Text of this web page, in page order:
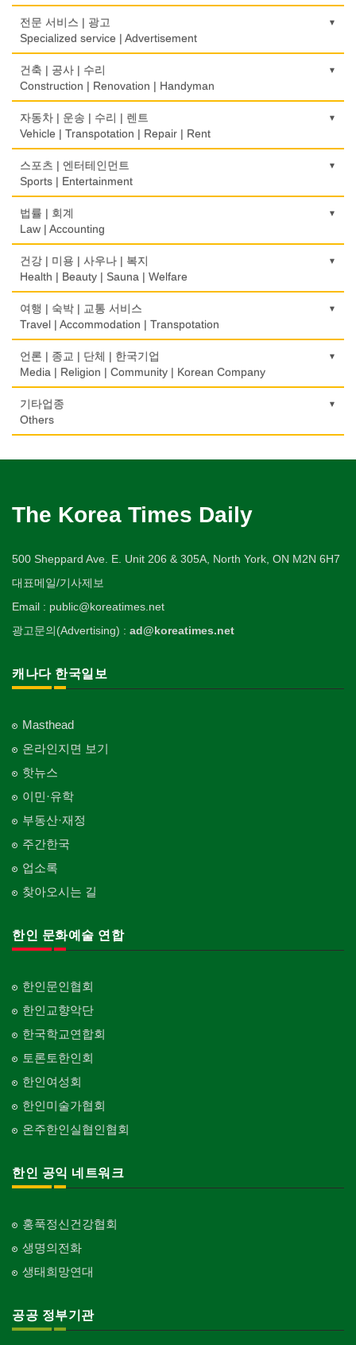
식당장비
Food Equipment
식품점
Korean Food
Food Manufacturing
와인제조
Wine Maker
정육점
제과점
Bakery
식품도매
Food Distributors
Psychologist/Psychiatrist
안경점
Optical Stores
의료기구
Medical Instruments
Denturist
한의원/한약
약국
의사-내과
Internal Medicine
의사-물리치료/카이로 프랙터
Physiotherapy/Chiropractic Clinic
의사-비뇨기과
의사-산부인과
Obstetrician
Veterinarian
Ophthalmologist
의사-외과
Surgeon
의사-치과
의사-가정의
의사-기타
의사-정신과
Children's Ware
Wedding
인터넷 쇼핑
Internet Shopping
결혼상담
Marriage Consulting
Florist
모피점
백화점/선물센터
보석/귀금속/시계
Jeweler/Jeweller
비디오-사진/촬영/편집/공급
Video Service
사진촬영
애완동물용품
양복점
Tailor
Fashion/Boutique
Blanket
웨딩서비스
자수
사무기기
Office Equipment
사무용품/문방구
Stationery/Office Equipment
Book Store
운전학원
Driving School
한글학교
Korean Language School
Boarding House
학교/학원
School/Academy
개인지도-체육
개인지도-음악
Private Lesson-Music
개인지도-옷수선
Private Lesson-Alteration
개인지도-어학/수학
개인지도-서예
Private Lesson-Calligraphy
Private Lesson-Art/Photograph
Private Lesson-Ballet/Dance
개인지도-꽃꽂이
개인지도-기타
도매
Wholesale
모기지
Mortgage
International Trade
Insurance/Investment/Finance
부동산 관리
Property Management
채무조정
Bankruptcy
Real Estate
은행/금융기관
Bank/Financing Service
전문 서비스 | 광고
Specialized service | Advertisement
광고/그래픽 디자인
Advertising/Graphic Design
광고 에이전트
Advertising Agency
경보/도난방지
Alarm/Security System
Cemetery/Monument
빨래방/세탁
Coin Laundry/Dry cleaning
상패/트로피
Medal/Trophy
Dry cleaning Equipment
악기사
열쇠
보석감정사
인쇄
장의사
직업소개 에이전트
Cleaning
카펫 청소
Carpet Cleaning
판촉물
gifts for events
프랜차이즈
Franchise
Piano Tuning/Sale
현금인출기
ATM
Art Gallery/Framing
행사/이벤트
Event
인벤토리
인터넷/소프트웨어 개발
건축 | 공사 | 수리
Construction | Renovation | Handyman
건축시공/개조
Construction/Home Renovation
건축설계사
Architect
Architecture
Home Inspection
간판
Signs
가구판매/수리
Furniture Sales/Repair
Machinery Rebuilding
난방/냉동
스테이징 홈
전기공사/수리
Electric Work
정원공사/조경
Roofing
Curtain/Carpet
Wall Paper/Paint
가라지/그라지/차고
Garage Door
건축 엔지니어
Engineering
Architectural Designer
자동차 | 운송 | 수리 | 렌트
Vehicle | Transpotation | Repair | Rent
운송/통관/이삿짐
Transportation/Moving
택배
Courier Service
Taxi Service
Automobile/Car
자동차-렌트
Car Rental
자동차-바디샵
Autobody Shop
자동차-판매/리스
자동차-견인
Towing
자동차-청소
Auto Cleaning
스포츠 | 엔터테인먼트
Sports | Entertainment
골프장비
Golf Equipment
골프장
Golf/Country Club
가라오케/노래방/카페
Karaoke/Cafe
Dahn Centre
당구장
Billiard Club
볼링장
운동구/스포츠용품
취미/레저
Hobby/Leisure
태권도/무술
Taekwondo/Martial Arts
법률 | 회계
Law | Accounting
교통위반티켓
Traffic Ticket
공인회계사(CPA)
CPA
번역/통역/이력서
Translation/Interpretation/Resume Service
Law Office
회계업무
건강 | 미용 | 사우나 | 복지
Health | Beauty | Sauna | Welfare
건강상담/식품/정보
Health Counseling/Food/Information
의료기
Medical Equipment
Massage
Spring Water/Water Purifier
Nursing Home
Sauna
Skin Care
화장품
Cosmetics
피트니스/헬스
Fitness
산후조리서비스
여행 | 숙박 | 교통 서비스
Travel | Accommodation | Transpotation
호텔/모텔/숙박
Hotel/Motel
여행/관광
Travel/Tour
언론 | 종교 | 단체 | 한국기업
Media | Religion | Community | Korean Company
기도원/수양관
Retreat Centre
Korean Businessmen's Association
Buddhist Temple
한국일보 본사 및 지국
한국정부기관
Korean Governmental Organization
한인회
Korean Cultural Association
Newspaper/TV/Radio
한국기업 현지법인/지사
Korean Enterprises In Canada
동창회-대학교
Alumni University
동창회-중·고등학교
Alumni Middle·High School
단체-협회
단체-스포츠
Organization-Sports
단체-음악/미술
Organization-Music/Art
Organization-Buddhist
Organization-Christianity
교회-장로교회
Church-Presbyterian
Church-United
Church-7th Day Adventist
교회-씨 앤 엠에이
Church-C & MA
Church-Full Gospel
기타업종
Others
Shoe Repair
ETC
아파트
The Korea Times Daily
500 Sheppard Ave. E. Unit 206 & 305A, North York, ON M2N 6H7
대표메일/기사제보
Email : public@koreatimes.net
광고문의(Advertising) : ad@koreatimes.net
캐나다 한국일보
Masthead
온라인지면 보기
핫뉴스
이민·유학
부동산·재정
주간한국
업소록
찾아오시는 길
한인 문화예술 연합
한인문인협회
한인교향악단
한국학교연합회
토론토한인회
한인여성회
한인미술가협회
온주한인실협인협회
한인 공익 네트워크
홍푹정신건강협회
생명의전화
생태희망연대
공공 정부기관